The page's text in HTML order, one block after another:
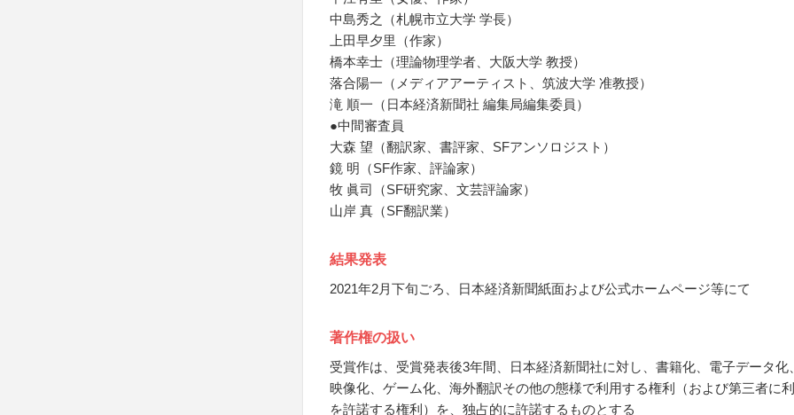
中島秀之（札幌市立大学 学長）
上田早夕里（作家）
橋本幸士（理論物理学者、大阪大学 教授）
落合陽一（メディアアーティスト、筑波大学 准教授）
滝 順一（日本経済新聞社 編集局編集委員）
●中間審査員
大森 望（翻訳家、書評家、SFアンソロジスト）
鏡 明（SF作家、評論家）
牧 眞司（SF研究家、文芸評論家）
山岸 真（SF翻訳業）
結果発表
2021年2月下旬ごろ、日本経済新聞紙面および公式ホームページ等にて
著作権の扱い
受賞作は、受賞発表後3年間、日本経済新聞社に対し、書籍化、電子データ化
映像化、ゲーム化、海外翻訳その他の態様で利用する権利（および第三者に
を許諾する権利）を、独占的に許諾するものとする